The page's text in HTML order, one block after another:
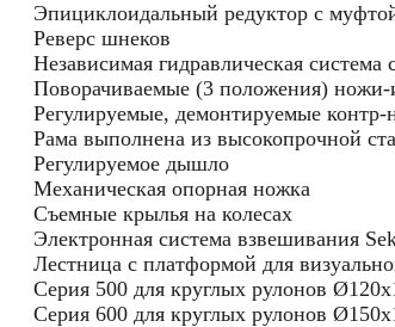
Эпициклоидальный редуктор с
Реверс шнеков
Независимая гидравлическая
Поворачиваемые (3 положения) ножи-
Регулируемые, демонтируемые контр-
Рама выполнена из высокопрочной
Регулируемое дышло
Механическая опорная ножка
Съемные крылья на колесах
Электронная система взвешивания
Лестница с платформой для
Серия 500 для круглых рулонов
Серия 600 для круглых рулонов